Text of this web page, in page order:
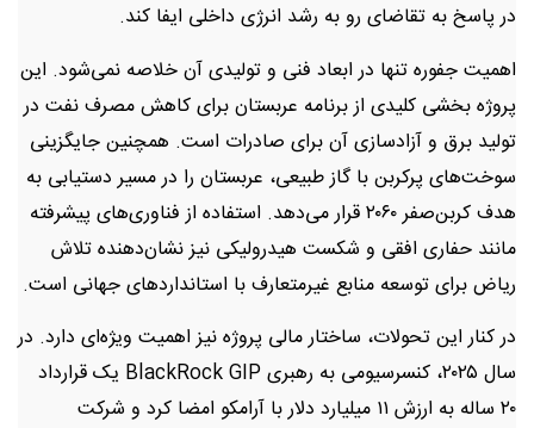
در پاسخ به تقاضای رو به رشد انرژی داخلی ایفا کند.
اهمیت جفوره تنها در ابعاد فنی و تولیدی آن خلاصه نمی‌شود. این
پروژه بخشی کلیدی از برنامه عربستان برای کاهش مصرف نفت در
تولید برق و آزادسازی آن برای صادرات است. همچنین جایگزینی
سوخت‌های پرکربن با گاز طبیعی، عربستان را در مسیر دستیابی به
هدف کربن‌صفر ۲۰۶۰ قرار می‌دهد. استفاده از فناوری‌های پیشرفته
مانند حفاری افقی و شکست هیدرولیکی نیز نشان‌دهنده تلاش
ریاض برای توسعه منابع غیرمتعارف با استانداردهای جهانی است.
در کنار این تحولات، ساختار مالی پروژه نیز اهمیت ویژه‌ای دارد. در
سال ۲۰۲۵، کنسرسیومی به رهبری BlackRock GIP یک قرارداد
۲۰ ساله به ارزش ۱۱ میلیارد دلار با آرامکو امضا کرد و شرکت